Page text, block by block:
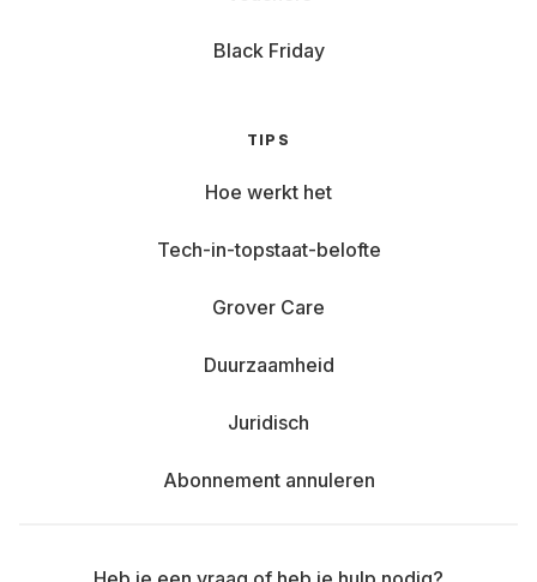
Black Friday
TIPS
Hoe werkt het
Tech-in-topstaat-belofte
Grover Care
Duurzaamheid
Juridisch
Abonnement annuleren